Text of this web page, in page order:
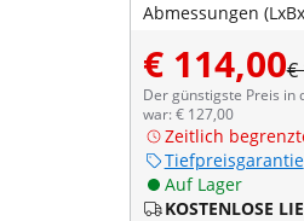
Abmessungen
€ 114,00€
Der günstigste Preis in
war: € 127,00
Zeitlich
Tiefpreisgarantie
Auf Lager
KOSTENLOSE